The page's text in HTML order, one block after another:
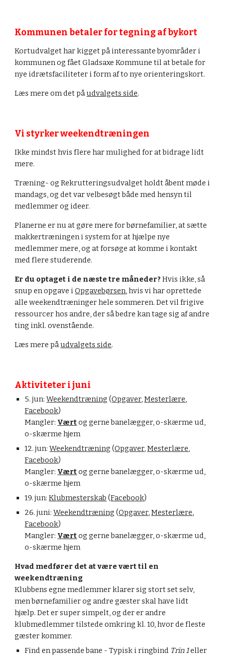
Kommunen betaler for tegning af bykort
Kortudvalget har kigget på interessante byområder i
kommunen og fået Gladsaxe Kommune til at betale for
nye idrætsfaciliteter i form af to nye orienteringskort.
Læs mere om det på udvalgets side.
Vi styrker weekendtræningen
Ikke mindst hvis flere har mulighed for at bidrage lidt
mere.
Træning- og Rekrutteringsudvalget holdt åbent møde i
mandags, og det var velbesøgt både med hensyn til
medlemmer og ideer.
Planerne er nu at gøre mere for børnefamilier, at sætte
makkertræningen i system for at hjælpe nye
medlemmer mere, og at forsøge at komme i kontakt
med flere studerende.
Er du optaget i de næste tre måneder? Hvis ikke, så
snup en opgave i Opgavebørsen, hvis vi har oprettede
alle weekendtræninger hele sommeren. Det vil frigive
ressourcer hos andre, der så bedre kan tage sig af andre
ting inkl. ovenstående.
Læs mere på udvalgets side.
Aktiviteter i juni
5. jun: Weekendtræning (Opgaver, Mesterlære
Facebook)
Mangler: Vært og gerne banelægger, o-skærme ud,
o-skærme hjem
12. jun: Weekendtræning (Opgaver, Mesterlære
Facebook)
Mangler: Vært og gerne banelægger, o-skærme ud,
o-skærme hjem
19. jun: Klubmesterskab (Facebook)
26. juni: Weekendtræning (Opgaver, Mesterlære
Facebook)
Mangler: Vært og gerne banelægger, o-skærme ud,
o-skærme hjem
Hvad medfører det at være vært til en
weekendtræning
Klubbens egne medlemmer klarer sig stort set selv,
men børnefamilier og andre gæster skal have lidt
hjælp. Det er super simpelt, og der er andre
klubmedlemmer tilstede omkring kl. 10, hvor de fleste
gæster kommer.
Find en passende bane - Typisk i ringbind Trin 1